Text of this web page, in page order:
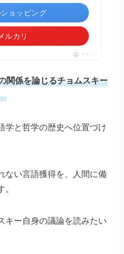
ョッピング
メルカリ
ポチップ
関係を論じるチョムスキー
学と哲学の歴史へ位置づけ
ない言語獲得を、人間に備
キー自身の議論を読みたい